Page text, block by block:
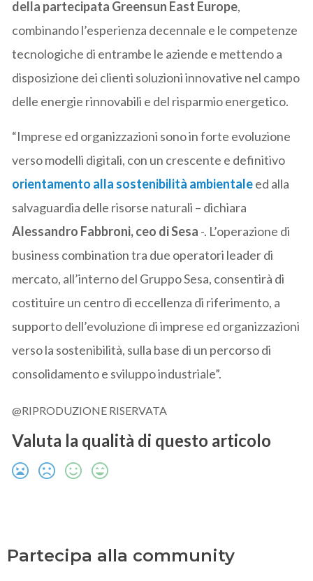
della partecipata Greensun East Europe,
combinando l’esperienza decennale e le competenze
tecnologiche di entrambe le aziende e mettendo a
disposizione dei clienti soluzioni innovative nel campo
delle energie rinnovabili e del risparmio energetico.
“Imprese ed organizzazioni sono in forte evoluzione
verso modelli digitali, con un crescente e definitivo
orientamento alla sostenibilità ambientaleed alla
salvaguardia delle risorse naturali – dichiara
Alessandro Fabbroni, ceo di Sesa -. L’operazione di
business combination tra due operatori leader di
mercato, all’interno del Gruppo Sesa, consentirà di
costituire un centro di eccellenza di riferimento, a
supporto dell’evoluzione di imprese ed organizzazioni
verso la sostenibilità, sulla base di un percorso di
consolidamento e sviluppo industriale”.
@RIPRODUZIONE RISERVATA
Valuta la qualità di questo articolo
Partecipa alla community